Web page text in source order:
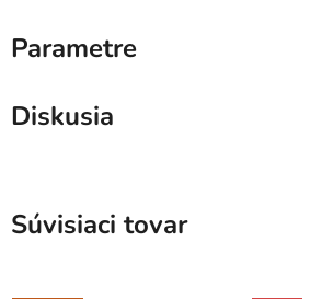
Parametre
Diskusia
Súvisiaci tovar